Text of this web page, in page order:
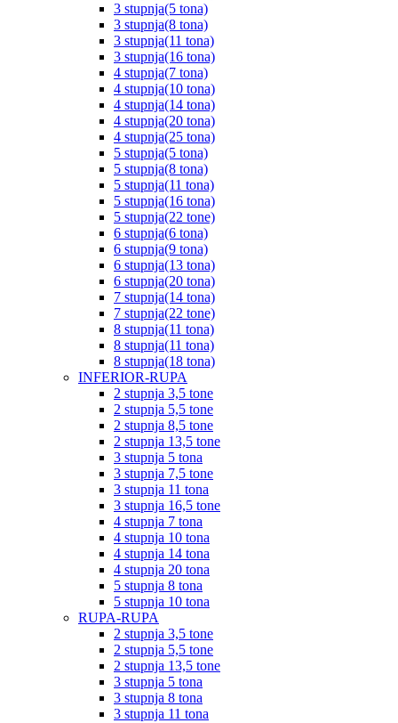
3 stupnja(5 tona)
3 stupnja(8 tona)
3 stupnja(11 tona)
3 stupnja(16 tona)
4 stupnja(7 tona)
4 stupnja(10 tona)
4 stupnja(14 tona)
4 stupnja(20 tona)
4 stupnja(25 tona)
5 stupnja(5 tona)
5 stupnja(8 tona)
5 stupnja(11 tona)
5 stupnja(16 tona)
5 stupnja(22 tone)
6 stupnja(6 tona)
6 stupnja(9 tona)
6 stupnja(13 tona)
6 stupnja(20 tona)
7 stupnja(14 tona)
7 stupnja(22 tone)
8 stupnja(11 tona)
8 stupnja(11 tona)
8 stupnja(18 tona)
INFERIOR-RUPA
2 stupnja 3,5 tone
2 stupnja 5,5 tone
2 stupnja 8,5 tone
2 stupnja 13,5 tone
3 stupnja 5 tona
3 stupnja 7,5 tone
3 stupnja 11 tona
3 stupnja 16,5 tone
4 stupnja 7 tona
4 stupnja 10 tona
4 stupnja 14 tona
4 stupnja 20 tona
5 stupnja 8 tona
5 stupnja 10 tona
RUPA-RUPA
2 stupnja 3,5 tone
2 stupnja 5,5 tone
2 stupnja 13,5 tone
3 stupnja 5 tona
3 stupnja 8 tona
3 stupnja 11 tona